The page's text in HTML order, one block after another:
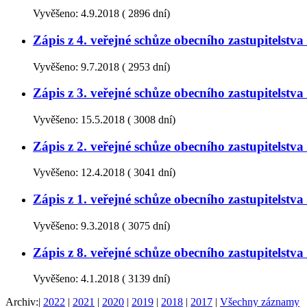
Vyvěšeno: 4.9.2018 ( 2896 dní)
Zápis z 4. veřejné schůze obecního
Vyvěšeno: 9.7.2018 ( 2953 dní)
Zápis z 3. veřejné schůze obecního
Vyvěšeno: 15.5.2018 ( 3008 dní)
Zápis z 2. veřejné schůze obecního
Vyvěšeno: 12.4.2018 ( 3041 dní)
Zápis z 1. veřejné schůze obecního
Vyvěšeno: 9.3.2018 ( 3075 dní)
Zápis z 8. veřejné schůze obecního
Vyvěšeno: 4.1.2018 ( 3139 dní)
Archiv:| 2022 | 2021 | 2020 | 2019 | 2018 | 2017 | Všechny záznamy